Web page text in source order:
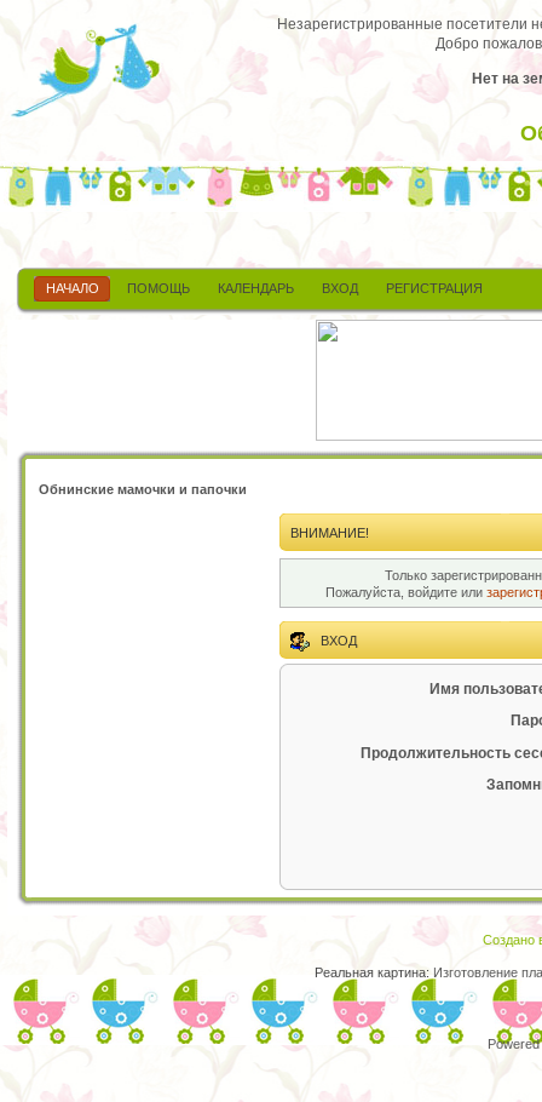
Незарегистрированные посетители
Добро
Нет на
НАЧАЛО ПОМОЩЬ КАЛЕНДАРЬ ВХОД РЕГИСТРАЦИЯ
Обнинские мамочки и папочки
ВНИМАНИЕ!
Только
Пожалуйста, войдите или
ВХОД
Имя
Продолжительность
Создано
Реальная картина: Изготовление